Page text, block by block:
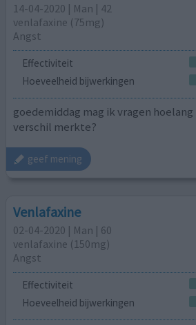
14-04-2020 | Man | 42
venlafaxine (75mg)
Angst
Effectiviteit
Hoeveelheid bijwerkingen
goedemiddag mag ik vragen
verschil merkte?
geef mening
Venlafaxine
02-04-2020 | Man | 60
venlafaxine (150mg)
Angst
Effectiviteit
Hoeveelheid bijwerkingen